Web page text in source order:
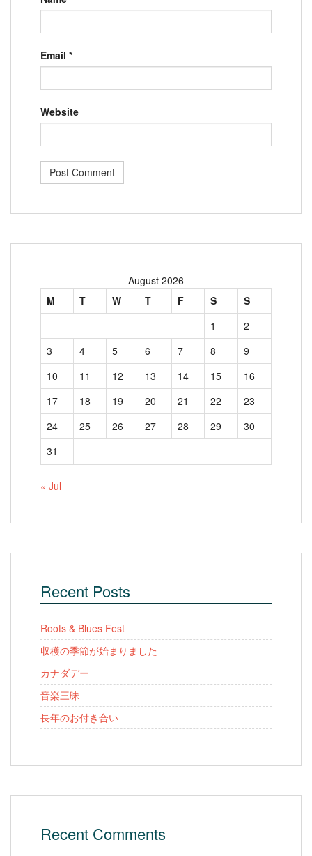
Email *
Website
August 2026
M
T W T F S
S
1
2
3
4 5 6 7 8
9
10
11 12 13 14 15
16
17
18 19 20 21 22
23
24
25 26 27 28 29
30
31
« Jul
Recent Posts
Roots & Blues Fest
収穫の季節が始まりました
カナダデー
音楽三昧
長年のお付き合い
Recent Comments